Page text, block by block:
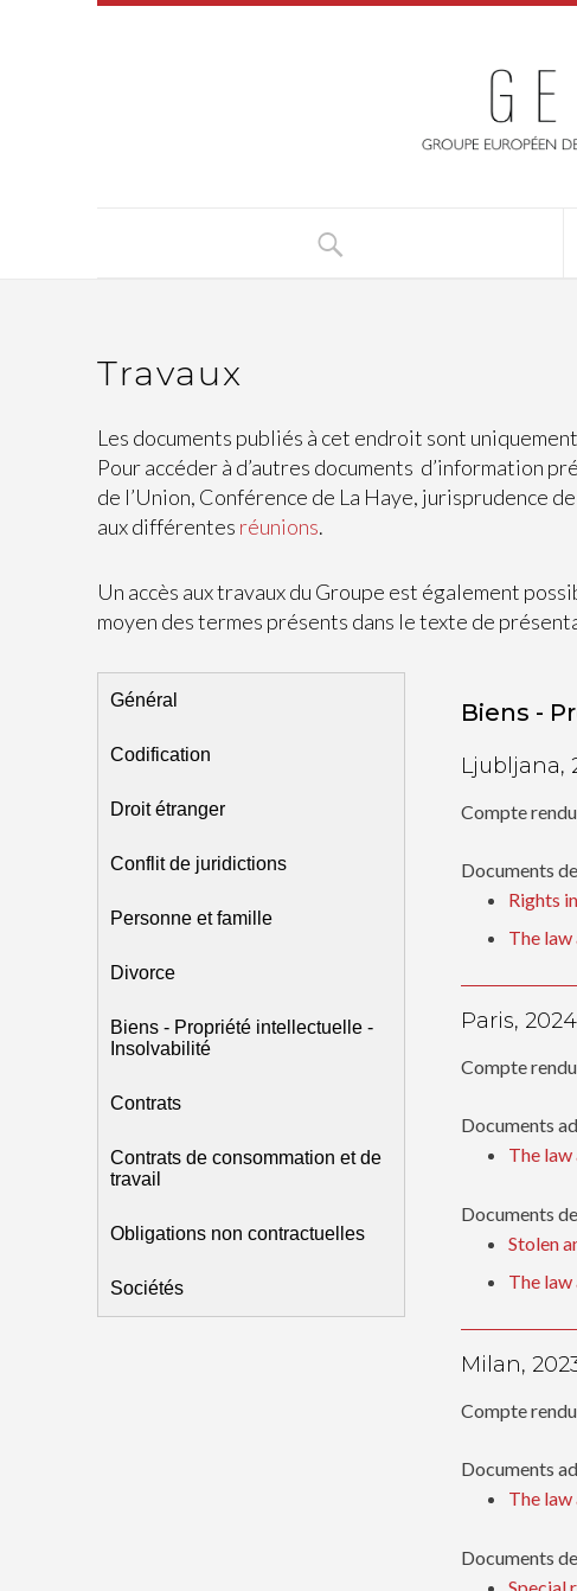
Travaux
Les documents publiés à cet endroit sont
Pour accéder à d’autres documents d’information
de l’Union, Conférence de La Haye, jurisprudence
aux différentes réunions.
Un accès aux travaux du Groupe est également
moyen des termes présents dans le texte de
Général
Codification
Droit étranger
Conflit de juridictions
Personne et famille
Divorce
Biens - Propriété intellectuelle -
Insolvabilité
Contrats
Contrats de consommation et de
travail
Obligations non contractuelles
Sociétés
Biens -
Ljubljana,
Compte
Documents
Rights
The
Paris, 2024
Compte
Documents
The
Documents
Stolen
The
Milan,
Compte
Documents
The
Documents